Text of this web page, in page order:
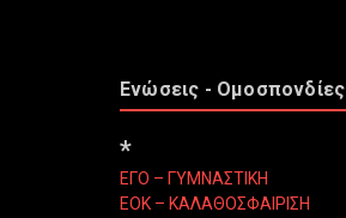
Ενώσεις - Ομοσπονδίες
*
ΕΓΟ – ΓΥΜΝΑΣΤΙΚΗ
ΕΟΚ – ΚΑΛΑΘΟΣΦΑΙΡΙΣΗ